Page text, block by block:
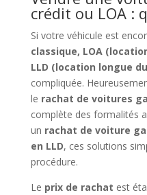
crédit ou LOA :
Si votre véhicule est
classique, LOA
LLD (location longue
compliquée.
le rachat de voitures
complète des formalités
un rachat de voiture
en LLD, ces solutions
procédure.
Le prix de rachat est